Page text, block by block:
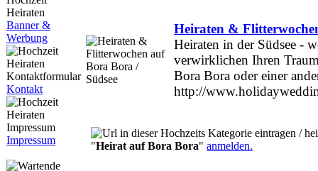
Banner &
Werbung
Kontakt
Impressum
Heiraten &
Heiraten in der Südsee -
verwirklichen Ihren
Bora Bora oder einer
http://
"Heirat auf Bora Bora" anmelden.